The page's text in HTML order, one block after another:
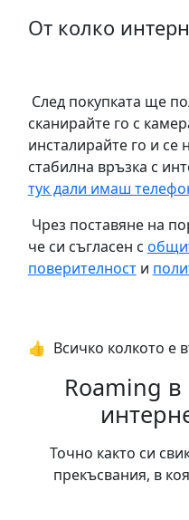
От колко
След покупката ще
сканирайте го с
инсталирайте го и се
стабилна връзка с
тук дали имаш
Чрез поставяне на
че си съгласен с
поверителности
👍️ Всичко колкото е
Roaming
Точно както си
прекъсвания, в